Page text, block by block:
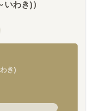
わき)）
き)